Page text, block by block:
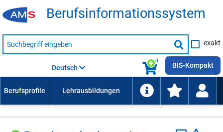
Be­rufs­in­for­ma­ti­ons­sys­tem
Suche
nach
Suche
starten
exakt
0
Deutsch BIS-Kompakt